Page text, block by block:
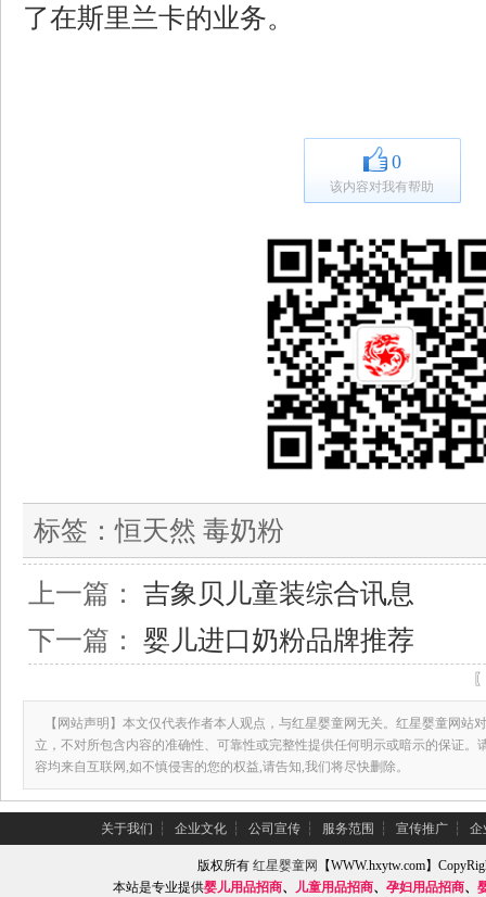
了在斯里兰卡的业务。
0
该内容对我有帮助
标签：恒天然 毒奶粉
上一篇： 吉象贝儿童装综合讯息
下一篇： 婴儿进口奶粉品牌推荐
【网站声明】本文仅代表作者本人观点，与红星婴童网无关。红星婴童网站
立，不对所包含内容的准确性、可靠性或完整性提供任何明示或暗示的保证。
容均来自互联网,如不慎侵害的您的权益,请告知,我们将尽快删除。
关于我们 ┆ 企业文化 ┆ 公司宣传 ┆ 服务范围 ┆ 宣传推广 ┆ 企
版权所有红星婴童网
【WWW.hxytw.com】
本站是专业提供婴儿用品招商、 儿童用品招商、 孕妇用品招商、